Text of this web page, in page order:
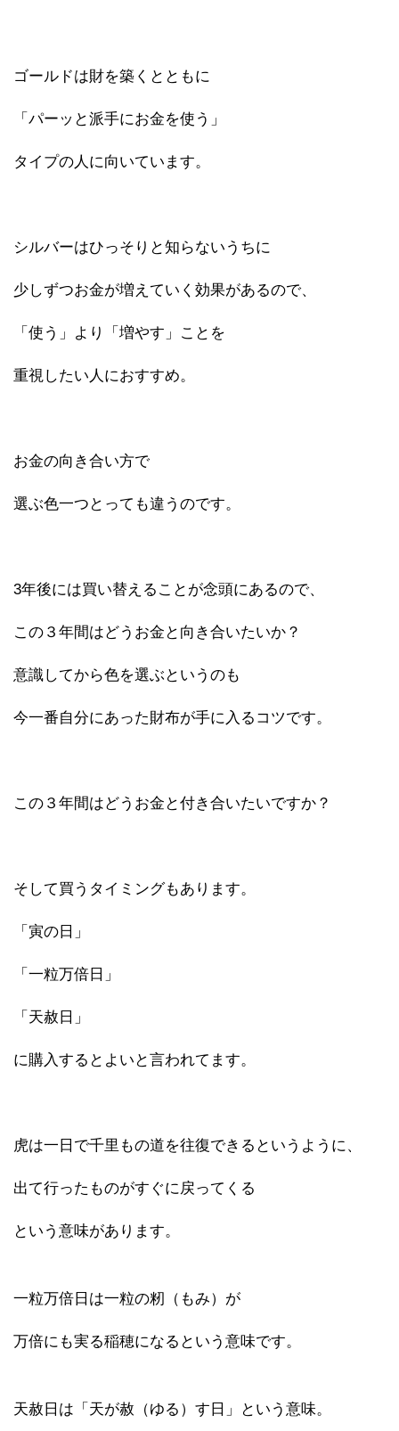
ゴールドは財を築くとともに
「パーッと派手にお金を使う」
タイプの人に向いています。
シルバーはひっそりと知らないうちに
少しずつお金が増えていく効果があるので、
「使う」より「増やす」ことを
重視したい人におすすめ。
お金の向き合い方で
選ぶ色一つとっても違うのです。
3年後には買い替えることが念頭にあるので、
この３年間はどうお金と向き合いたいか？
意識してから色を選ぶというのも
今一番自分にあった財布が手に入るコツです。
この３年間はどうお金と付き合いたいですか？
そして買うタイミングもあります。
「寅の日」
「一粒万倍日」
「天赦日」
に購入するとよいと言われてます。
虎は一日で千里もの道を往復できるというように、
出て行ったものがすぐに戻ってくる
という意味があります。
一粒万倍日は一粒の籾（もみ）が
万倍にも実る稲穂になるという意味です。
天赦日は「天が赦（ゆる）す日」という意味。